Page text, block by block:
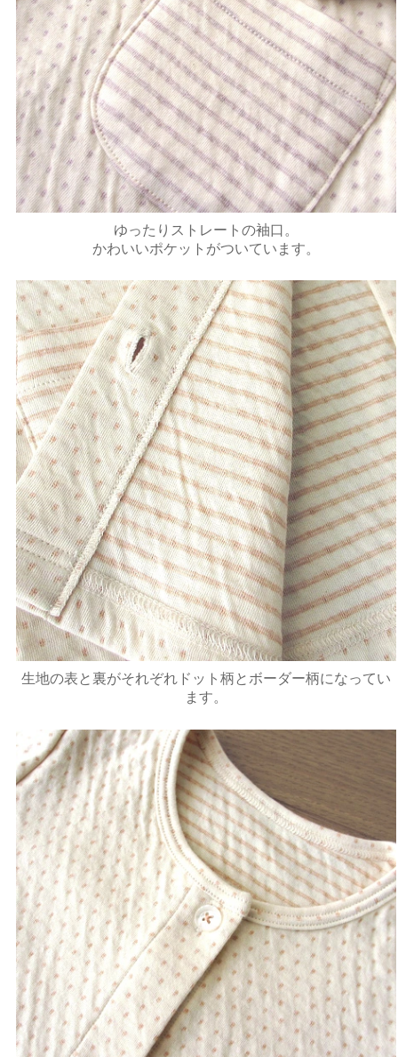
ゆったりストレートの袖口。
かわいいポケットがついています。
生地の表と裏がそれぞれドット柄とボーダー柄になってい
ます。